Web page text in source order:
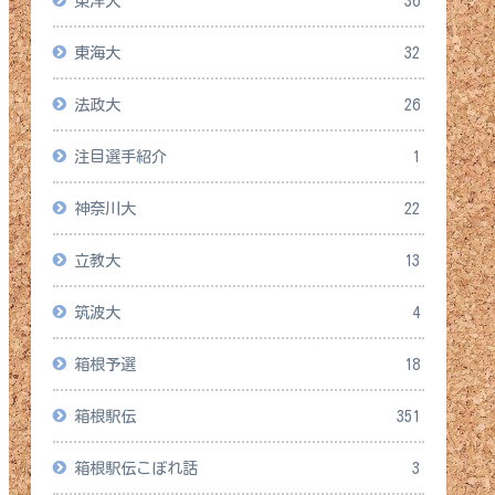
東海大 32
法政大 26
注目選手紹介 1
神奈川大 22
立教大 13
筑波大 4
箱根予選 18
箱根駅伝 351
箱根駅伝こぼれ話 3